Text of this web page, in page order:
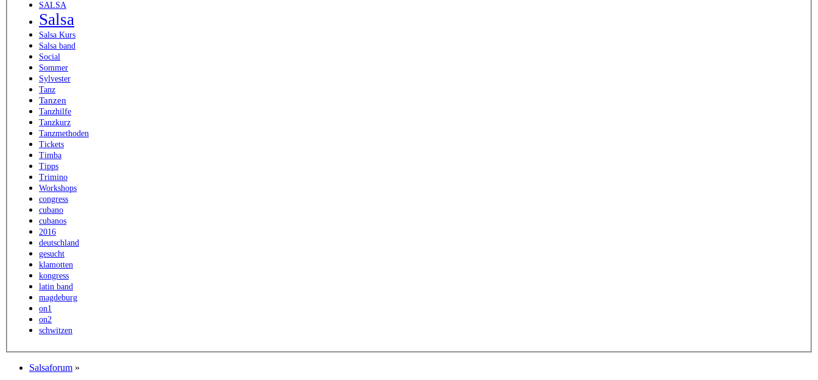
SALSA
Salsa
Salsa Kurs
Salsa band
Social
Sommer
Sylvester
Tanz
Tanzen
Tanzhilfe
Tanzkurz
Tanzmethoden
Tickets
Timba
Tipps
Trimino
Workshops
congress
cubano
cubanos
2016
deutschland
gesucht
klamotten
kongress
latin band
magdeburg
on1
on2
schwitzen
Salsaforum »